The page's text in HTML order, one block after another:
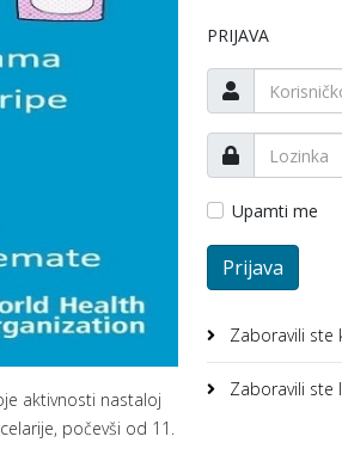
aktivnosti nastaloj
počevši od 11.
PRIJAVA
Upamti me
Prijava
Zaboravili ste
Zaboravili ste